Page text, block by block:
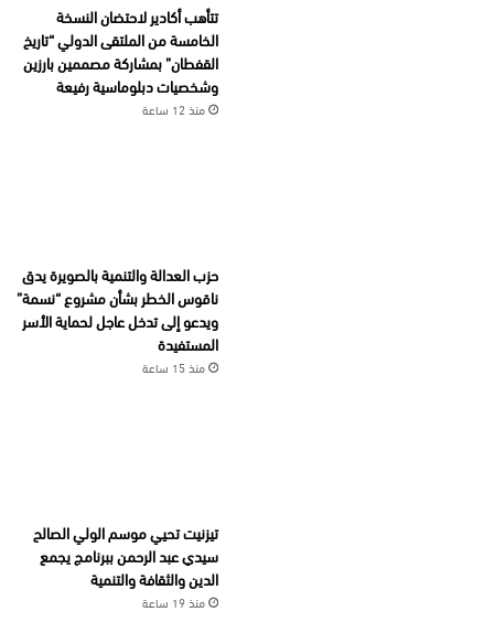
تتأهب أكادير لاحتضان النسخة
الخامسة من الملتقى الدولي “تاريخ
القفطان” بمشاركة مصممين بارزين
وشخصيات دبلوماسية رفيعة
منذ 12 ساعة
حزب العدالة والتنمية بالصويرة يدق
ناقوس الخطر بشأن مشروع “نسمة”
ويدعو إلى تدخل عاجل لحماية الأسر
المستفيدة
منذ 15 ساعة
تيزنيت تحيي موسم الولي الصالح
سيدي عبد الرحمن ببرنامج يجمع
الدين والثقافة والتنمية
منذ 19 ساعة